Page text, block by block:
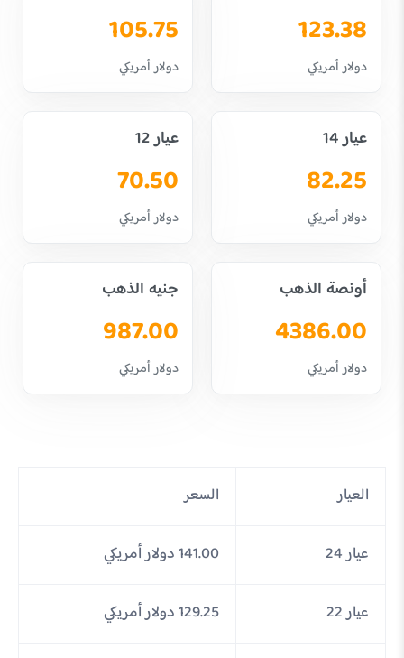
123.38
دولار أمريكي
105.75
دولار أمريكي
عيار 14
82.25
دولار أمريكي
عيار 12
70.50
دولار أمريكي
أونصة الذهب
4386.00
دولار أمريكي
جنيه الذهب
987.00
دولار أمريكي
العيار السعر
عيار 24 141.00 دولار أمريكي
عيار 22 129.25 دولار أمريكي